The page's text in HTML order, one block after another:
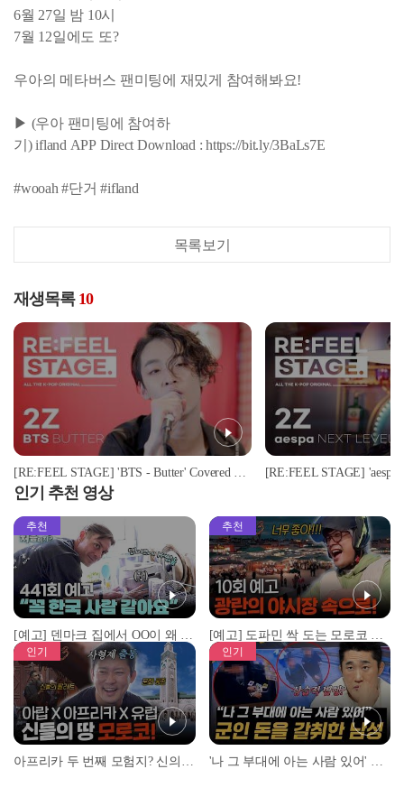
6월 27일 밤 10시
7월 12일에도 또?
우아의 메타버스 팬미팅에 재밌게 참여해봐요!
▶ (우아 팬미팅에 참여하
기) ifland APP Direct Download : https://bit.ly/3BaLs7E
#wooah #단거 #ifland
목록보기
재생목록 10
[RE:FEEL STAGE] 'BTS - Butter' Covered by '2Z'♬ l #리필스테이지
인기 추천 영상
추천
[예고] 덴마크 집에서 OO이 왜 나와...? 이상할 정도로 한국을 사랑하는 우리 형을 제보합니다!
추천
[예고] 도파민 싹 도는 모로코 야시장 투어!
인기 인기